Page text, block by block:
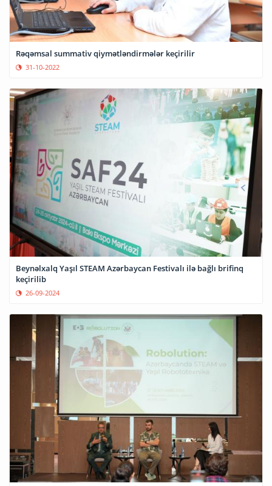
Rəqəmsal summativ qiymətləndirmələr keçirilir
31-10-2022
Beynəlxalq Yaşıl STEAM Azərbaycan Festivalı ilə bağlı brifinq
keçirilib
26-09-2024